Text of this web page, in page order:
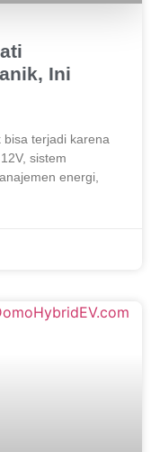
Ini
terjadi karena
sistem
energi,